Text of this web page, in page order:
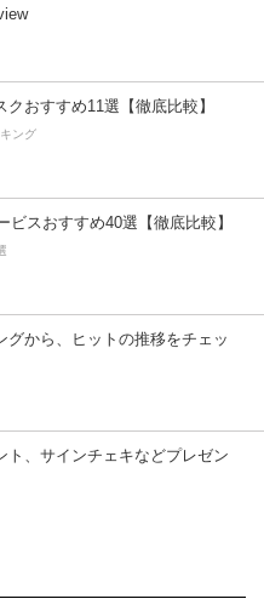
おすすめ11選【徹底比較】
ング
ビスおすすめ40選【徹底比較】
グから、ヒットの推移をチェッ
ト、サインチェキなどプレゼン